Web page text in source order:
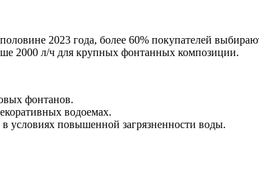
2023 года, более 60% покупателей
2000 л/ч для крупных фонтанных композиции.
фонтанов.
водоемах.
условиях повышенной загрязненности воды.